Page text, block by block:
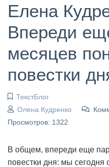
Елена
Впереди
месяцев
повестки
ТекстБлог
Олена Кудренко
Просмотров: 1322
В общем, впереди еще
повестки дня: мы